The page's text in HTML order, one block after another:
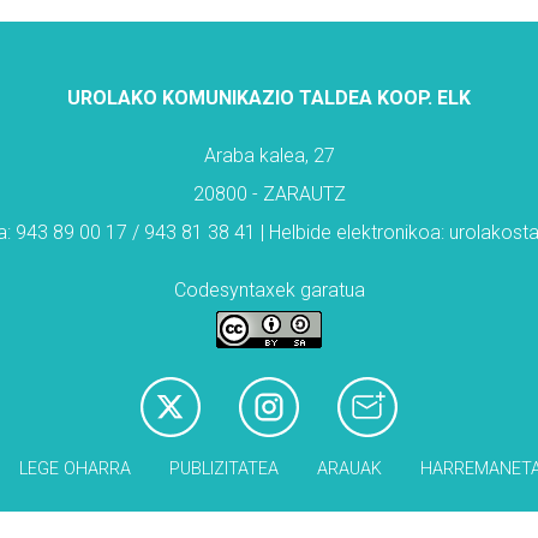
UROLAKO KOMUNIKAZIO TALDEA KOOP. ELK
Araba kalea, 27
20800 - ZARAUTZ
943 89 00 17 / 943 81 38 41 | Helbide elektronikoa:
Codesyntaxek garatua
LEGE OHARRA PUBLIZITATEA ARAUAK